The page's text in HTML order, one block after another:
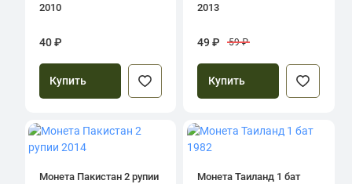
2010
40 ₽
Купить
2013
49 ₽ 59 ₽
Купить
Монета Пакистан 2 рупии
Монета Таиланд 1 бат